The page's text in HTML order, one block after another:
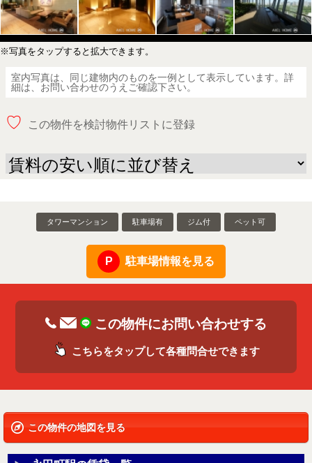
※写真をタップすると拡大できます。
室内写真は、同じ建物内のものを一例として表示しています。詳
細は、お問い合わせのうえご確認下さい。
♡ この物件を検討物件リストに登録
タワーマンション 駐車場有 ジム付 ペット可
駐車場情報を見る
この物件にお問い合わせする
こちらをタップして各種問合せできます
この物件の地図を見る